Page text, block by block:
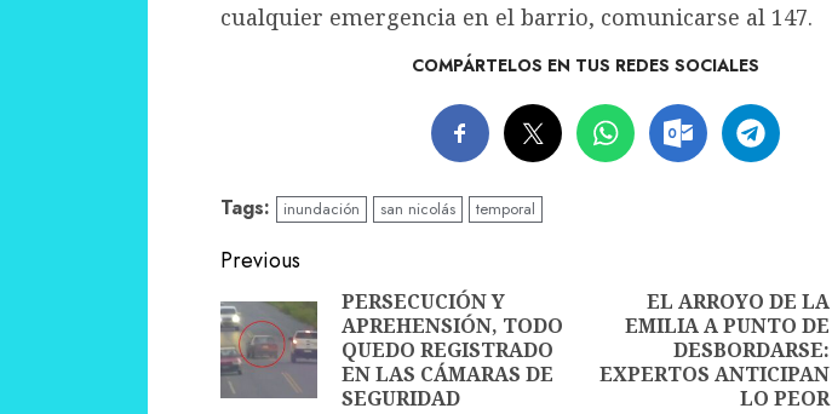
cualquier emergencia en el barrio, comunicarse al 147.
COMPÁRTELOS EN TUS REDES SOCIALES
Tags: inundación san nicolás temporal
Continue
Reading
Previous
Previous
post:
PERSECUCIÓN Y
APREHENSIÓN, TODO
QUEDO REGISTRADO
EN LAS CÁMARAS DE
SEGURIDAD
Next
post:
EL ARROYO DE LA
EMILIA A PUNTO DE
DESBORDARSE:
EXPERTOS ANTICIPAN
LO PEOR